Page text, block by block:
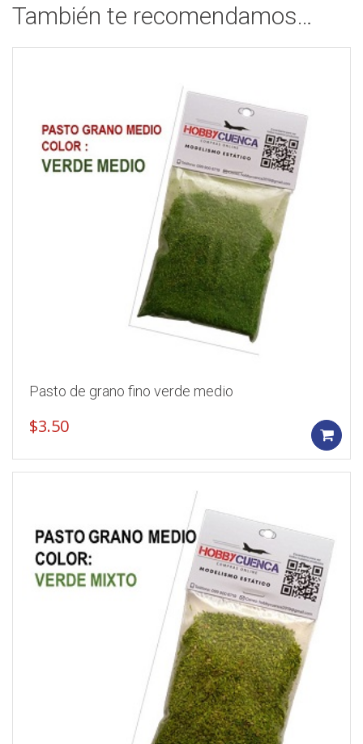
También te recomendamos…
Pasto de grano fino verde medio
$3.50